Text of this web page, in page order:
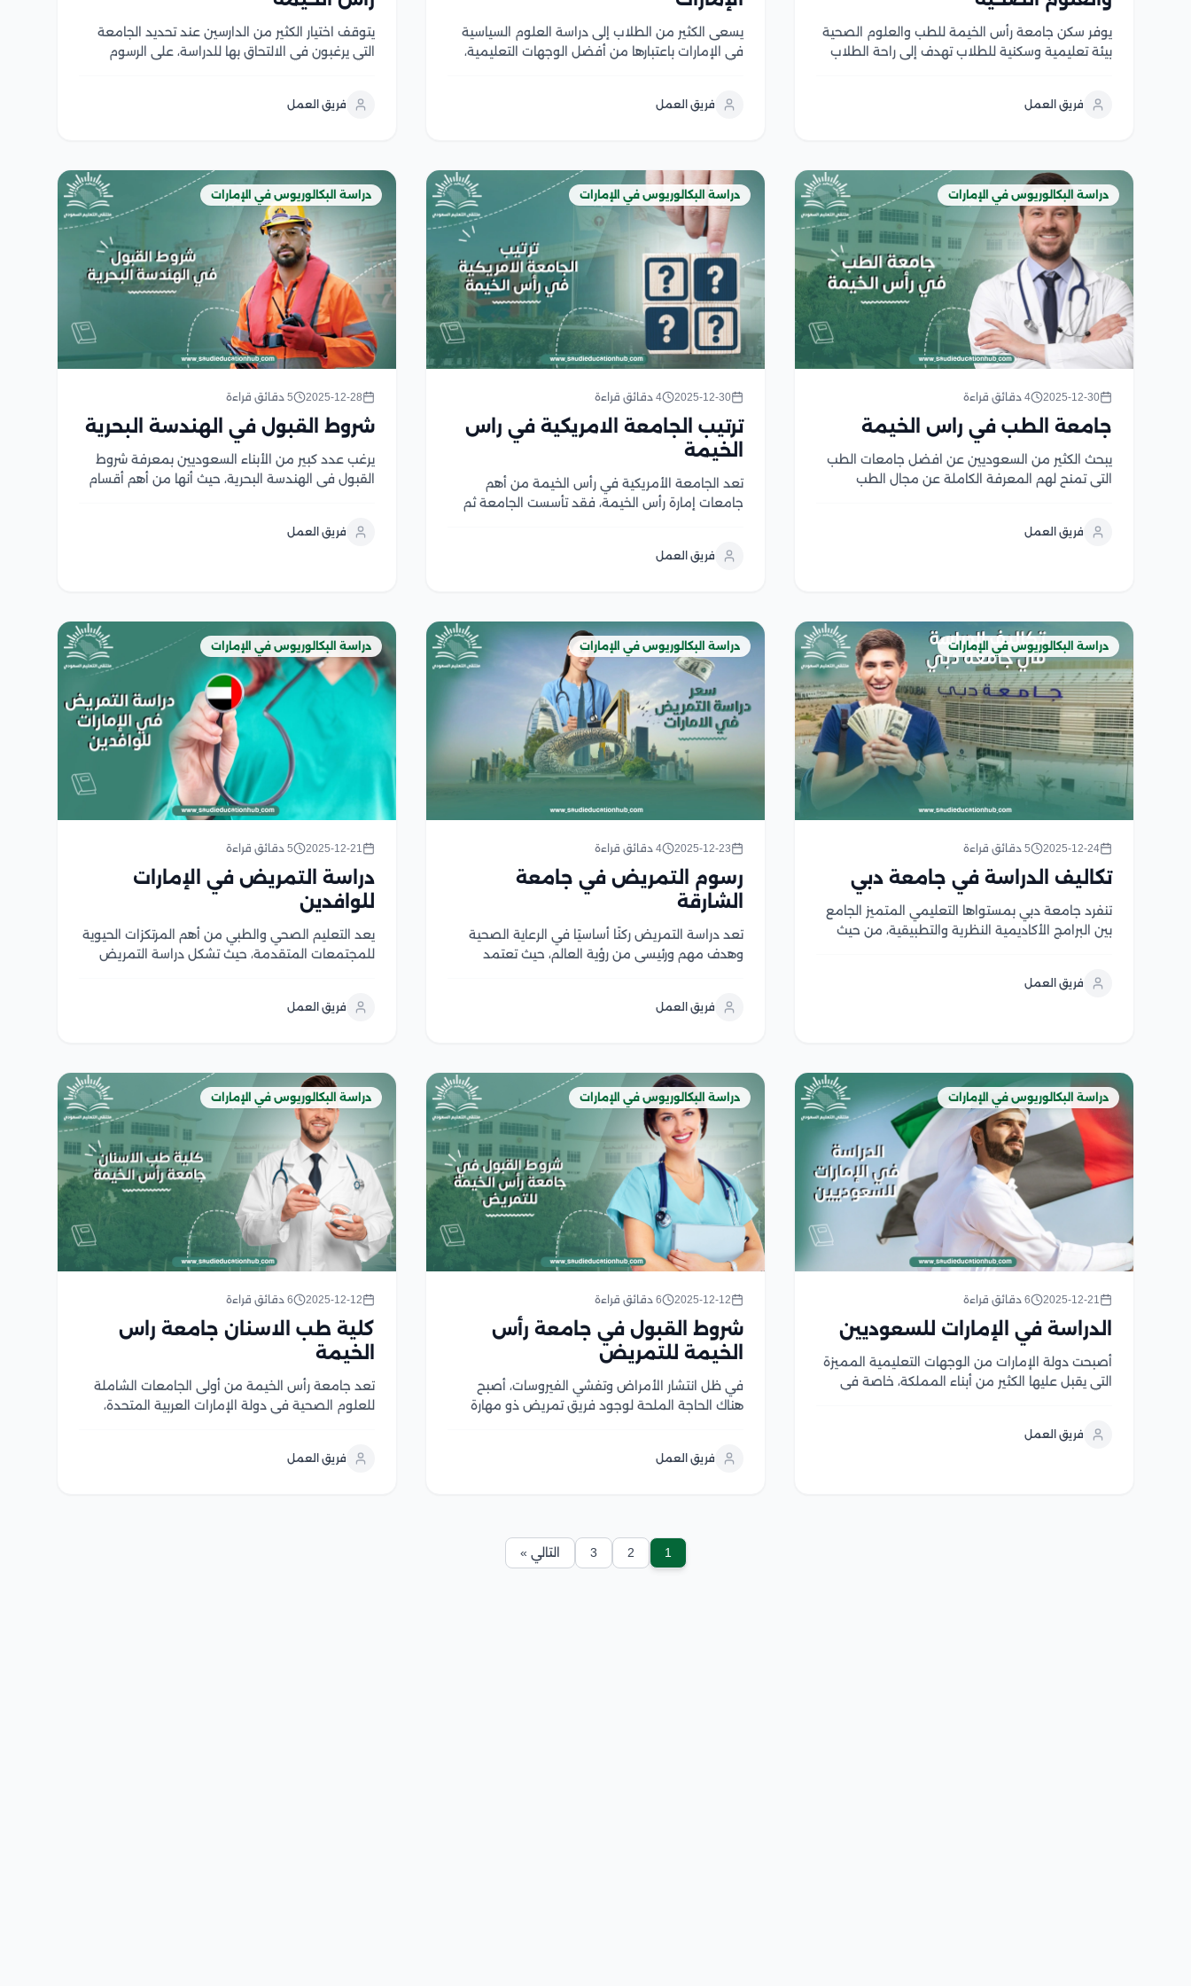
يوفر سكن جامعة رأس الخيمة للطب والعلوم الصحية
بيئة تعليمية وسكنية للطلاب تهدف إلى راحة الطلاب
مرافق وخدمات عديدة منها الإنترنت عالي السرعة
فريق العمل
يسعى الكثير من الطلاب إلى دراسة العلوم السياسية
في الإمارات باعتبارها من أفضل الوجهات التعليمية،
غنية بالمعلومات والخبرات التي تؤهلهم للعمل، وتمنح
فريق العمل
يتوقف اختيار الكثير من الدارسين عند تحديد الجامعة
التي يرغبون في الالتحاق بها للدراسة، على الرسوم
تقدمه من قيمة علمية، لذا تعتبر مصاريف الجامعة...
فريق العمل
دراسة البكالوريوس في الإمارات
2025-12-30 4 دقائق قراءة
جامعة الطب في راس الخيمة
يبحث الكثير من السعوديين عن افضل جامعات الطب
التي تمنح لهم المعرفة الكاملة عن مجال الطب
الإمارات العربية المتحدة، حيث تقدم الجامعة برامج
فريق العمل
دراسة البكالوريوس في الإمارات
2025-12-30 4 دقائق قراءة
ترتيب الجامعة الامريكية في راس
الخيمة
تعد الجامعة الأمريكية في رأس الخيمة من أهم
جامعات إمارة رأس الخيمة، فقد تأسست الجامعة ثم
العالي، حيث تقدم مجموعة متنوعة من التخصصات
فريق العمل
دراسة البكالوريوس في الإمارات
2025-12-28 5 دقائق قراءة
شروط القبول في الهندسة البحرية
يرغب عدد كبير من الأبناء السعوديين بمعرفة شروط
القبول في الهندسة البحرية، حيث أنها من أهم أقسام
مؤهلين للمشاركة في إدارة الموانئ وبناء السفن
فريق العمل
دراسة البكالوريوس في الإمارات
2025-12-24 5 دقائق قراءة
تكاليف الدراسة في جامعة دبي
تنفرد جامعة دبي بمستواها التعليمي المتميز الجامع
بين البرامج الأكاديمية النظرية والتطبيقية، من حيث
دارسين قادرين على تلبية احتياجات السوق في مختلف
فريق العمل
دراسة البكالوريوس في الإمارات
2025-12-23 4 دقائق قراءة
رسوم التمريض في جامعة
الشارقة
تعد دراسة التمريض ركنًا أساسيًا في الرعاية الصحية
وهدف مهم ورئيسي من رؤية العالم، حيث تعتمد
اكتساب العديد من الخبرات للعمل في المستشفيات
فريق العمل
دراسة البكالوريوس في الإمارات
2025-12-21 5 دقائق قراءة
دراسة التمريض في الإمارات
للوافدين
يعد التعليم الصحي والطبي من أهم المرتكزات الحيوية
للمجتمعات المتقدمة، حيث تشكل دراسة التمريض
التدريبات العملية والمواد النظرية مما يؤهلهم
فريق العمل
دراسة البكالوريوس في الإمارات
2025-12-21 6 دقائق قراءة
الدراسة في الإمارات للسعوديين
أصبحت دولة الإمارات من الوجهات التعليمية المميزة
التي يقبل عليها الكثير من أبناء المملكة، خاصة في
تعدد الجامعات مما يعني تنوع في التخصصات
فريق العمل
دراسة البكالوريوس في الإمارات
2025-12-12 6 دقائق قراءة
شروط القبول في جامعة رأس
الخيمة للتمريض
في ظل انتشار الأمراض وتفشي الفيروسات، أصبح
هناك الحاجة الملحة لوجود فريق تمريض ذو مهارة
المرضى، ويتطلب منك في هذه الحالة أن يلتقي التعليم
فريق العمل
دراسة البكالوريوس في الإمارات
2025-12-12 6 دقائق قراءة
كلية طب الاسنان جامعة راس
الخيمة
تعد جامعة رأس الخيمة من أُولى الجامعات الشاملة
للعلوم الصحية في دولة الإمارات العربية المتحدة،
تلك الكلية ببنية تحتية متميزة، وتكنولوجيا ومعدات
فريق العمل
1
2
3 التالي »